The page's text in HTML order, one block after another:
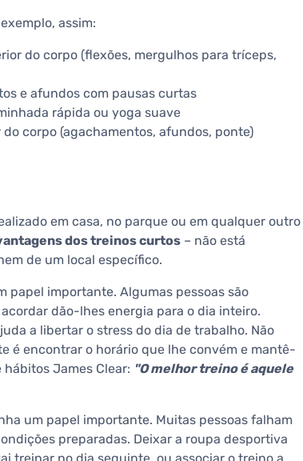
assim:
do corpo (flexões, mergulhos para tríceps,
e afundos com pausas curtas
rápida ou yoga suave
corpo (agachamentos, afundos, ponte)
em casa, no parque ou em qualquer outro
dos treinos curtos – não está
de um local específico.
papel importante. Algumas pessoas são
dão-lhes energia para o dia inteiro.
a libertar o stress do dia de trabalho. Não
é encontrar o horário que lhe convém e mantê-
James Clear: "O melhor treino é aquele
um papel importante. Muitas pessoas falham
preparadas. Deixar a roupa desportiva